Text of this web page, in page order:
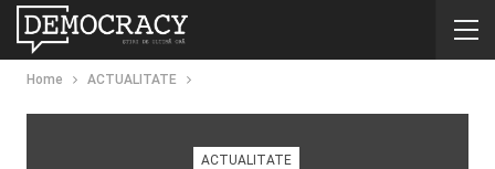
Home ACTUALITATE
ACTUALITATE